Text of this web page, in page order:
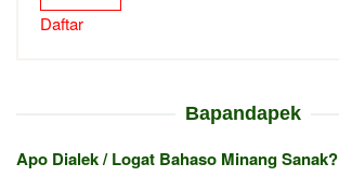
Daftar
Bapandapek
Apo Dialek / Logat Bahaso Minang Sanak?